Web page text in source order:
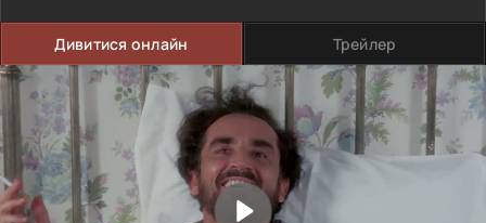
Дивитися онлайн Трейлер